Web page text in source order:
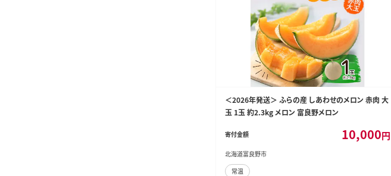
＜2026年発送＞ ふらの産 しあわせのメロン 赤肉 大
玉 1玉 約2.3kg メロン 富良野メロン
寄付金額 10,000円
北海道富良野市
常温